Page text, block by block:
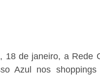
18 de janeiro, a Rede
Azul nos